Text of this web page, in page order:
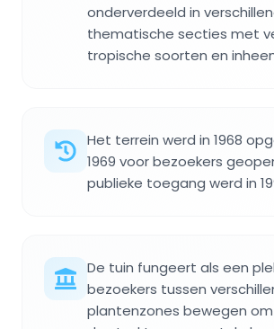
onderverdeeld in
thematische secties met
tropische soorten en
Het terrein werd in 1968
1969 voor bezoekers
publieke toegang werd in
De tuin fungeert als een
bezoekers tussen
plantenzones bewegen